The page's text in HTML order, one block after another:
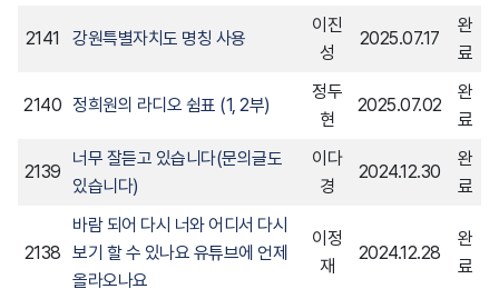
도록 함
전 안내 하여야 함
해서는 근무 복귀 시, 신속한 처리를 위해 노력함
민원 접수 및 처리, 홈페이지 공개
민원 처리의 효율성 제고를 위해 부서간 상시 협력
2141 강원특별자치도 명칭 사용
이진
성
2025.07.17
완
료
2140 정희원의 라디오 쉼표 (1, 2부)
정두
현
2025.07.02
완
료
2139
너무 잘듣고 있습니다(문의글도
있습니다)
이다
경
2024.12.30
완
료
2138
바람 되어 다시 너와 어디서 다시
보기 할 수 있나요 유튜브에 언제
올라오나요
이정
재
2024.12.28
완
료